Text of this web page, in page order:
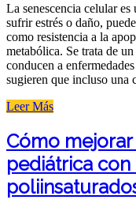
La senescencia celular
sufrir estrés o daño,
como resistencia a la
metabólica. Se trata de
conducen a
sugieren que incluso
Leer Más«El
de
la
quercetina
en
la
Cómo
pediátrica con